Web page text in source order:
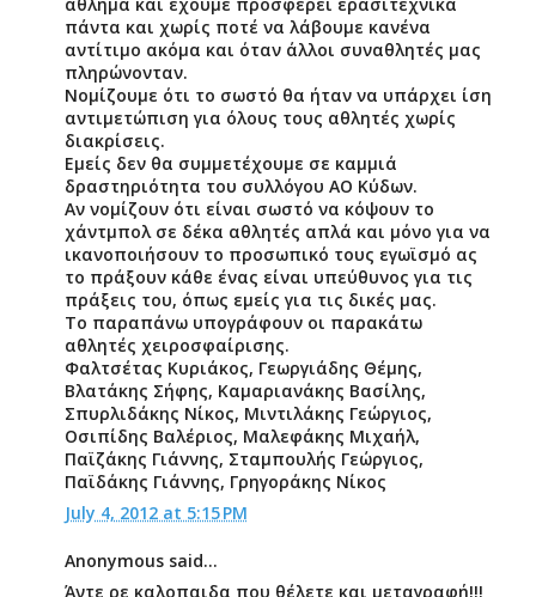
πάντα και χωρίς ποτέ να λάβουμε κανένα
αντίτιμο ακόμα και όταν άλλοι συναθλητές μας
πληρώνονταν.
Νομίζουμε ότι το σωστό θα ήταν να υπάρχει ίση
αντιμετώπιση για όλους τους αθλητές χωρίς
διακρίσεις.
Εμείς δεν θα συμμετέχουμε σε καμμιά
δραστηριότητα του συλλόγου ΑΟ Κύδων.
Αν νομίζουν ότι είναι σωστό να κόψουν το
χάντμπολ σε δέκα αθλητές απλά και μόνο για να
ικανοποιήσουν το προσωπικό τους εγωϊσμό ας
το πράξουν κάθε ένας είναι υπεύθυνος για τις
πράξεις του, όπως εμείς για τις δικές μας.
Το παραπάνω υπογράφουν οι παρακάτω
αθλητές χειροσφαίρισης.
Φαλτσέτας Κυριάκος, Γεωργιάδης Θέμης,
Βλατάκης Σήφης, Καμαριανάκης Βασίλης,
Σπυρλιδάκης Νίκος, Μιντιλάκης Γεώργιος,
Οσιπίδης Βαλέριος, Μαλεφάκης Μιχαήλ,
Παϊζάκης Γιάννης, Σταμπουλής Γεώργιος,
Παϊδάκης Γιάννης, Γρηγοράκης Νίκος
July 4, 2012 at 5:15 PM
Anonymous said...
Άντε ρε καλοπαιδα που θέλετε και μεταγραφή!!!